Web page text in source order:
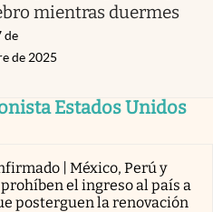
mientras duermes
de
de 2025
Estados Unidos
| México, Perú y
el ingreso al país a
posterguen la renovación